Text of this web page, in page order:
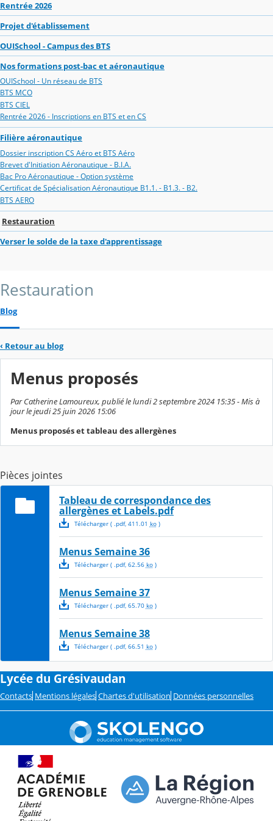
Rentrée 2026
Projet d'établissement
OUISchool - Campus des BTS
Nos formations post-bac et aéronautique
OUISchool - Un réseau de BTS
BTS MCO
BTS CIEL
Rentrée 2026 - Inscriptions en BTS et en CS
Filière aéronautique
Dossier inscription CS Aéro et BTS Aéro
Brevet d'Initiation Aéronautique - B.I.A.
Bac Pro Aéronautique - Option système
Certificat de Spécialisation Aéronautique B1.1. - B1.3. - B2.
BTS AERO
Restauration
Verser le solde de la taxe d'apprentissage
Restauration
Blog
‹ Retour au blog
Menus proposés
Par Catherine Lamoureux, publié le lundi 2 septembre 2024 15:35 - Mis à
jour le jeudi 25 juin 2026 15:06
Menus proposés et tableau des allergènes
Pièces jointes
Tableau de correspondance des
allergènes et Labels.pdf
Télécharger( .pdf, 411.01 ko)
Menus Semaine 36
Télécharger( .pdf, 62.56 ko)
Menus Semaine 37
Télécharger( .pdf, 65.70 ko)
Menus Semaine 38
Télécharger( .pdf, 66.51 ko)
Lycée du Grésivaudan
Contacts Mentions légales Chartes d'utilisation Données personnelles